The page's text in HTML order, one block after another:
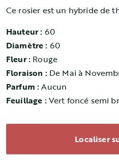
Ce rosier est un hybride de
Hauteur : 60
Diamètre : 60
Fleur : Rouge
Floraison : De Mai à
Parfum :Aucun
Feuillage :Vert foncé semi
Localiser